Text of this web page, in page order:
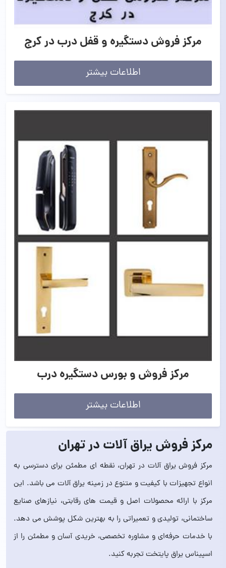
مرکز فروش دستگیره و قفل درب در کرج
اطلاعات بیشتر
مرکز فروش و بورس دستگیره درب
اطلاعات بیشتر
مرکز فروش یراق آلات در تهران
مرکز فروش یراق آلات در تهران، نقطه ای مطمئن برای دسترسی به
انواع تجهیزات با کیفیت و متنوع در زمینه یراق آلات می باشد. این
مرکز با ارائه محصولات اصل و قیمت های رقابتی، نیازهای صنایع
ساختمانی، تولیدی و تعمیراتی را به بهترین شکل پوشش می دهد.
با خدمات حرفه‌ای و مشاوره تخصصی، خریدی آسان و مطمئن را از
اسپیناس یراق پایتخت تجربه کنید.